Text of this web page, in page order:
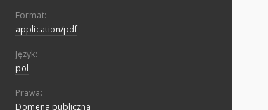
Format:
application/pdf
Język:
pol
Prawa:
Domena publiczna